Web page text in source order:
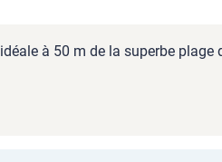
à 50 m de la superbe